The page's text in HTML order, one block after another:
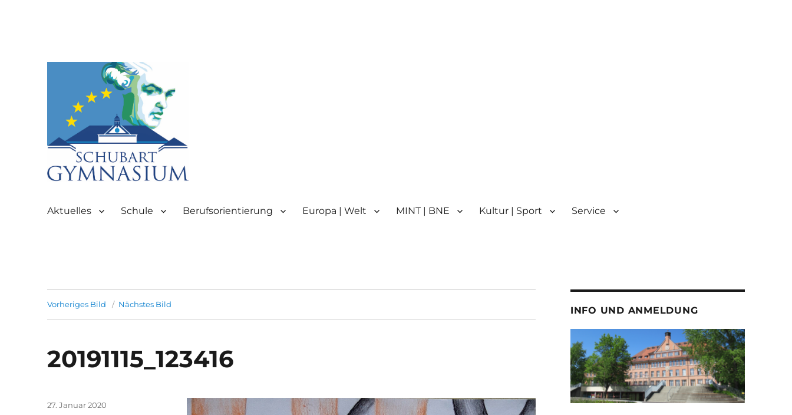
Aalen
Aktuelles Schule Berufsorientierung Europa | Welt MINT | BNE Kultur | Sport Service
Vorheriges Bild Nächstes Bild
20191115_123416
Veröffentlicht
27. Januar 2020
INFO UND ANMELDUNG